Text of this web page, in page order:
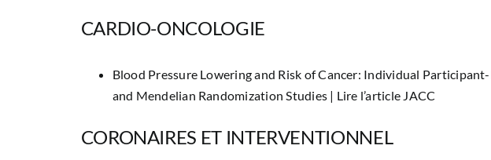
CARDIO-ONCOLOGIE
Blood Pressure Lowering and Risk of Cancer: Individual
and Mendelian Randomization Studies | Lire l’article JACC
CORONAIRES ET INTERVENTIONNEL